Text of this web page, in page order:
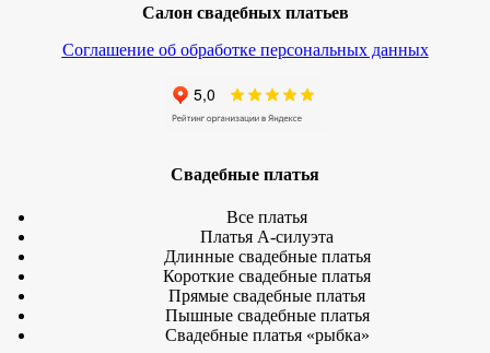
Салон свадебных платьев
Соглашение об обработке персональных данных
Свадебные платья
Все платья
Платья А-силуэта
Длинные свадебные платья
Короткие свадебные платья
Прямые свадебные платья
Пышные свадебные платья
Свадебные платья «рыбка»